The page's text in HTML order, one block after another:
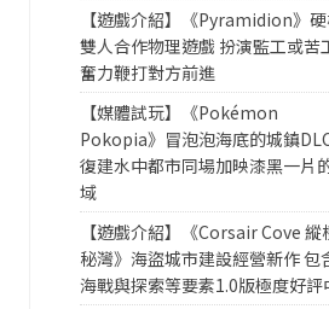
【遊戲介紹】《Pyramidion》
雙人合作物理遊戲 扮演監工或苦
奮力鞭打對方前進
【媒體試玩】《Pokémon
Pokopia》冒泡泡海底的城鎮
復建水中都市同場加映漆黑一片
域
【遊戲介紹】《Corsair Cove 縱
秘灣》海盜城市建設經營新作 包
海戰與探索等要素1.0版極度好評